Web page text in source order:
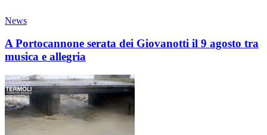
News
A Portocannone serata dei Giovanotti il 9 agosto tra
musica e allegria